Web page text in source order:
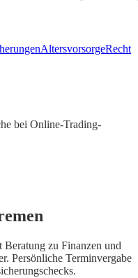
AltersvorsorgeRecht
bei Online-Trading-
Beratung zu Finanzen und
Persönliche Terminvergabe